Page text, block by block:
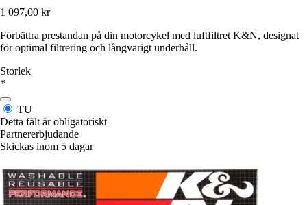
1 097,00 kr
Förbättra prestandan på din motorcykel med luftfiltret K&N, designat
för optimal filtrering och långvarigt underhåll.
Storlek
*
TU
Detta fält är obligatoriskt
Partnererbjudande
Skickas inom 5 dagar